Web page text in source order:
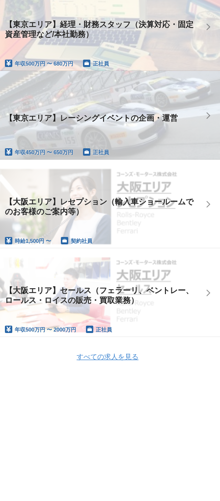
【東京エリア】経理・財務スタッフ（決算対応・固定
資産管理など/本社勤務）
年収500万円 〜 680万円 正社員
【東京エリア】レーシングイベントの企画・運営
年収450万円 〜 650万円 正社員
【大阪エリア】レセプション（輸入車ショールームで
のお客様のご案内等）
時給1,500円 〜 契約社員
【大阪エリア】セールス（フェラーリ、ベントレー、
ロールス・ロイスの販売・買取業務）
年収500万円 〜 2000万円 正社員
すべての求人を見る